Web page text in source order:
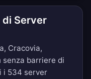
Server
Cracovia,
senza barriere di
i 534 server